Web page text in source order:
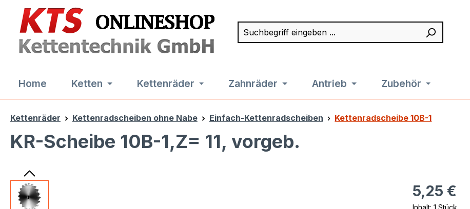
Hauptinhalt springen
Zur Suche springen
Zur Hauptnavigation springen
Suchbegriff eingeben ...
Home Ketten Kettenräder Zahnräder Antrieb Zubehör
Kettenräder Kettenradscheiben ohne Nabe Einfach-Kettenradscheiben Kettenradscheibe 10B-1
KR-Scheibe 10B-1,Z= 11, vorgeb.
Bildergalerie überspringen Regulärer Preis:
5,25 €
Inhalt: 1 Stück